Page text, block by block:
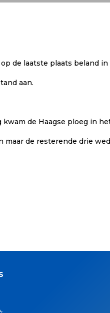
de laatste plaats beland
aan.
de Haagse ploeg in
de resterende drie